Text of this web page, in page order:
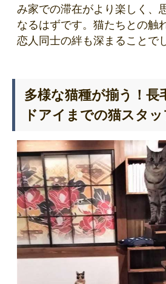
み家での滞在がより楽しく、
なるはずです。猫たちとの触
恋人同士の絆も深まることで
多様な猫種が揃う！長
ドアイまでの猫スタ